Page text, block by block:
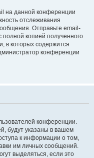
на данной конференции
отслеживания
Отправьте email-
копией полученного
в которых содержится
конференции
конференции.
будут указаны в вашем
к информации о том,
им личных сообщений.
выделяться, если это